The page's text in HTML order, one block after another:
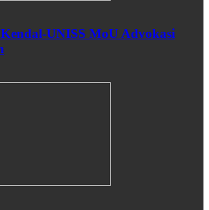
UNISS MoU Advokasi